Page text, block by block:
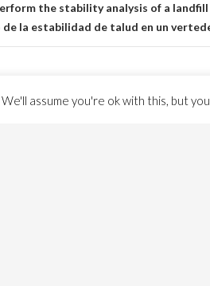
the stability analysis of a landfill
de la estabilidad de talud en un
assume you're ok with this, but